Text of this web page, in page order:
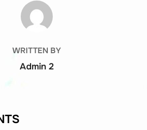
POST AUTHOR
WRITTEN BY
Admin 2